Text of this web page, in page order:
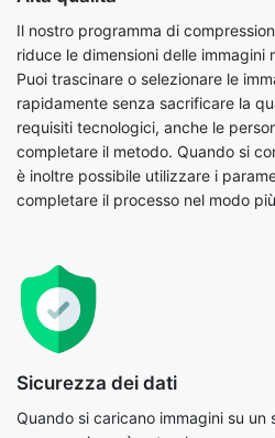
requisiti tecnologici, anche le
completare il metodo. Quando si
è inoltre possibile utilizzare i
completare il processo nel modo
Sicurezza dei dati
Quando si caricano immagini su un
compressione, è naturale
Facciamo ogni sforzo per
carica alcuna immagine sul server